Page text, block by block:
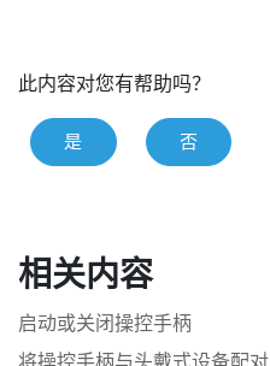
此内容对您有帮助吗？
是 否
相关内容
启动或关闭操控手柄